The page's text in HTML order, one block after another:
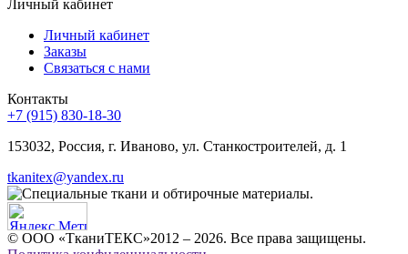
Личный кабинет
Личный кабинет
Заказы
Связаться с нами
Контакты
+7 (915) 830-18-30
153032, Россия, г. Иваново, ул. Станкостроителей, д. 1
tkanitex@yandex.ru
© ООО «ТканиТЕКС»2012 – 2026. Все права защищены.